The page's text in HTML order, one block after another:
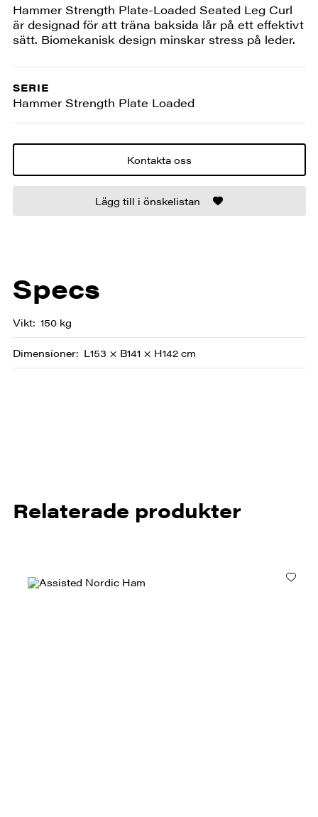
Hammer Strength Plate-Loaded Seated Leg Curl
är designad för att träna baksida lår på ett effektivt
sätt. Biomekanisk design minskar stress på leder.
SERIE
Hammer Strength Plate Loaded
Kontakta oss
Lägg till i önskelistan
Specs
Vikt 150 kg
Dimensioner L153 × B141 × H142 cm
Relaterade produkter